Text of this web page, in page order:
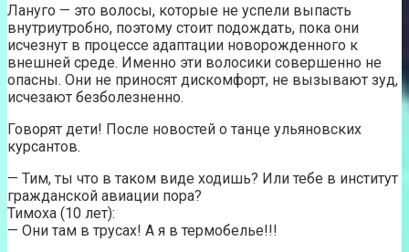
Лануго — это волосы, которые не успели выпасть
внутриутробно, поэтому стоит подождать, пока они
исчезнут в процессе адаптации новорожденного к
внешней среде. Именно эти волосики совершенно не
опасны. Они не приносят дискомфорт, не вызывают зуд,
исчезают безболезненно.
Говорят дети! После новостей о танце ульяновских
курсантов.
— Тим, ты что в таком виде ходишь? Или тебе в институт
гражданской авиации пора?
Тимоха (10 лет):
— Они там в трусах! А я в термобелье!!!